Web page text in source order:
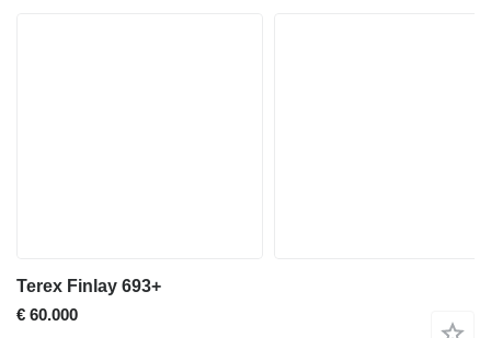
Terex Finlay 693+
€ 60.000